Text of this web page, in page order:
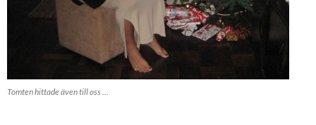
Tomten hittade även till oss …